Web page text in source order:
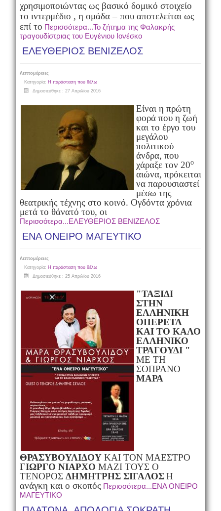
χρησιμοποιώντας ως βασικό δομικό στοιχείο
το ιντερμέδιο , η ομάδα – που αποτελείται ως
επί το Περισσότερα...Το ζήτημα της Φαλακρής
τραγουδίστριας του Ευγένιου Ιονέσκο
ΕΛΕΥΘΕΡΙΟΣ ΒΕΝΙΖΕΛΟΣ
Λεπτομέρειες
Κατηγορία: Η παράσταση που θέλω
Δημοσιεύθηκε : 27 Απριλίου 2016
Είναι η πρώτη
φορά που η ζωή
και το έργο του
μεγάλου
πολιτικού
άνδρα, που
χάραξε τον 20ο
αιώνα, πρόκειται
να παρουσιαστεί
μέσω της
θεατρικής τέχνης στο κοινό. Ογδόντα χρόνια
μετά το θάνατό του, οι
Περισσότερα...ΕΛΕΥΘΕΡΙΟΣ ΒΕΝΙΖΕΛΟΣ
ΕΝΑ ΟΝΕΙΡΟ ΜΑΓΕΥΤΙΚΟ
Λεπτομέρειες
Κατηγορία: Η παράσταση που θέλω
Δημοσιεύθηκε : 25 Απριλίου 2016
"ΤΑΞΙΔΙ
ΣΤΗΝ
ΕΛΛΗΝΙΚΗ
ΟΠΕΡΕΤΑ
ΚΑΙ ΤΟ ΚΑΛΟ
ΕΛΛΗΝΙΚΟ
ΤΡΑΓΟΥΔΙ "
ΜΕ ΤΗ
ΣΟΠΡΑΝΟ
ΜΑΡΑ
ΘΡΑΣΥΒΟΥΛΙΔΟΥ ΚΑΙ ΤΟΝ ΜΑΕΣΤΡΟ
ΓΙΩΡΓΟ ΝΙΑΡΧΟ ΜΑΖΙ ΤΟΥΣ O
ΤΕΝΟΡΟΣ ΔΗΜΗΤΡΗΣ ΣΙΓΑΛΟΣΗ
ανάγκη και ο σκοπός Περισσότερα...ΕΝΑ ΟΝΕΙΡΟ
ΜΑΓΕΥΤΙΚΟ